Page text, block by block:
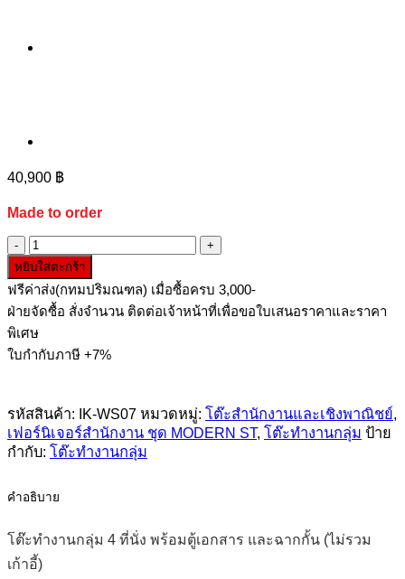
40,900 ฿
Made to order
จำนวน
โต๊ะ
ทำงาน
กลุ่ม
4
ที่
พร้อม
ตู้
เอกสาร
ฉาก
(ไม่
รวม
หยิบใส่ตะกร้า
ฟรีค่าส่ง(กทมปริมณฑล) เมื่อซื้อครบ 3,000-
ฝ่ายจัดซื้อ สั่งจำนวน ติดต่อเจ้าหน้าที่เพื่อขอใบเสนอราคาและราคา
พิเศษ
ใบกำกับภาษี +7%
รหัสสินค้า: IK-WS07 หมวดหมู่: โต๊ะสำนักงานและเชิงพาณิชย์,
เฟอร์นิเจอร์สำนักงาน ชุด MODERN ST, โต๊ะทำงานกลุ่ม ป้าย
กำกับ: โต๊ะทำงานกลุ่ม
คำอธิบาย
โต๊ะทำงานกลุ่ม 4 ที่นั่ง พร้อมตู้เอกสาร และฉากกั้น (ไม่รวม
เก้าอี้)